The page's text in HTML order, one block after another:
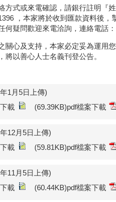
方式或來電確認，請銀行註明『
，本家將於收到匯款資料後
何疑問歡迎來電洽詢，連絡電話：
關心及支持，本家必定妥為運用
將以善心人士名義刊登公告。
1月5日上傳)
載
(69.39KB)pdf檔案下載
12月5日上傳)
載
(59.81KB)pdf檔案下載
11月5日上傳)
載
(60.44KB)pdf檔案下載